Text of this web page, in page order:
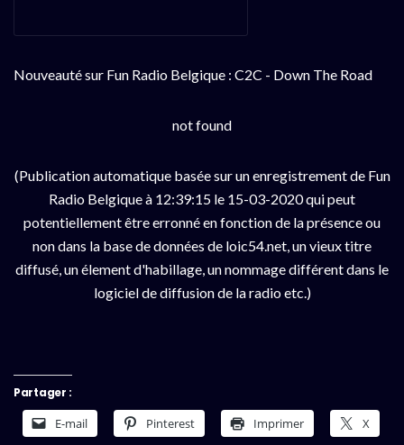
Nouveauté sur Fun Radio Belgique : C2C - Down The Road
not found
(Publication automatique basée sur un enregistrement de Fun
Radio Belgique à 12:39:15 le 15-03-2020 qui peut
potentiellement être erronné en fonction de la présence ou
non dans la base de données de loic54.net, un vieux titre
diffusé, un élement d'habillage, un nommage différent dans le
logiciel de diffusion de la radio etc.)
Partager :
E-mail Pinterest Imprimer X